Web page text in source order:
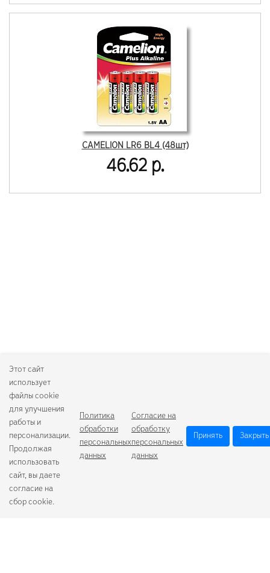
CAMELION LR6 BL4 (48шт)
46.62 р.
Этот сайт
использует
файлы cookie
для улучшения
работы и
персонализации.
Продолжая
использовать
сайт, вы даете
согласие на
сбор cookie.
Политика
обработки
персональных
данных
Согласие на
обработку
персональных
данных
Принять Закрыть